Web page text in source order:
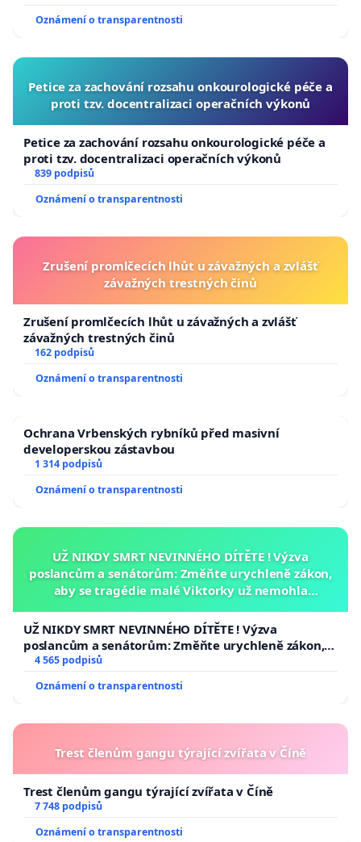
republiky
Oznámení o transparentnosti
Petice za zachování rozsahu onkourologické péče a
proti tzv. docentralizaci operačních výkonů
Petice za zachování rozsahu onkourologické péče a
proti tzv. docentralizaci operačních výkonů
839 podpisů
Oznámení o transparentnosti
Zrušení promlčecích lhůt u závažných a zvlášť
závažných trestných činů
Zrušení promlčecích lhůt u závažných a zvlášť
závažných trestných činů
162 podpisů
Oznámení o transparentnosti
Ochrana Vrbenských rybníků před masivní
developerskou zástavbou
1 314 podpisů
Oznámení o transparentnosti
UŽ NIKDY SMRT NEVINNÉHO DÍTĚTE ! Výzva
poslancům a senátorům: Změňte urychleně zákon,
aby se tragédie malé Viktorky už nemohla
UŽ NIKDY SMRT NEVINNÉHO DÍTĚTE ! Výzva
poslancům a senátorům: Změňte urychleně zákon,
aby se tragédie malé Viktorky už nemohla opakovat!
4 565 podpisů
Oznámení o transparentnosti
Trest členům gangu týrající zvířata v Číně
Trest členům gangu týrající zvířata v Číně
7 748 podpisů
Oznámení o transparentnosti